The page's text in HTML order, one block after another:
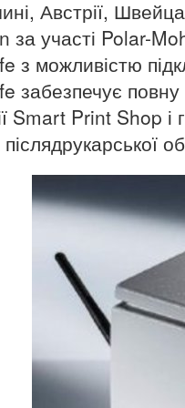
Австрії,
за участі Polar-
з можливістю
забезпечує
Smart Print Shop